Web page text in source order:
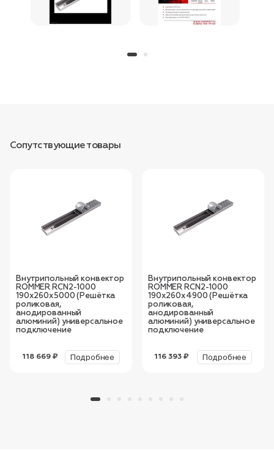
Сопутствующие товары
Внутрипольный конвектор
ROMMER RCN2-1000
190х260х5000 (Решётка
роликовая,
анодированный
алюминий) универсальное
подключение
118 669 ₽ Подробнее
Внутрипольный конвектор
ROMMER RCN2-1000
190х260х4900 (Решётка
роликовая,
анодированный
алюминий) универсальное
подключение
116 393 ₽ Подробнее